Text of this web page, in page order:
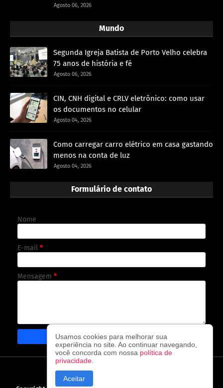
Agosto 06, 2026
Mundo
Segunda Igreja Batista de Porto Velho celebra
75 anos de história e fé
Agosto 06, 2026
CIN, CNH digital e CRLV eletrônico: como usar
os documentos no celular
Agosto 04, 2026
Como carregar carro elétrico em casa gastando
menos na conta de luz
Agosto 04, 2026
Formulário de contato
Nome
E-mail *
Mensagem *
CAPA CONTATO
Usamos cookies para melhorar sua
experiência no site. Ao continuar navegando,
você concorda com nossa política de
privacidade
Aceitar